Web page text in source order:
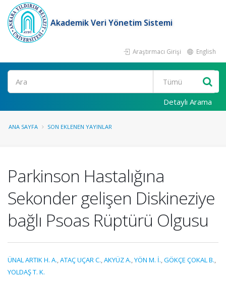
Akademik Veri Yönetim Sistemi
Araştırmacı Girişi English
Ara
Detaylı Arama
ANA SAYFA SON EKLENEN YAYINLAR
Parkinson Hastalığına
Sekonder gelişen Diskineziye
bağlı Psoas Rüptürü Olgusu
ÜNAL ARTIK H. A.,ATAÇ UÇAR C.,AKYÜZ A.,YÖN M. İ.,GÖKÇE ÇOKAL B.,
YOLDAŞ T. K.